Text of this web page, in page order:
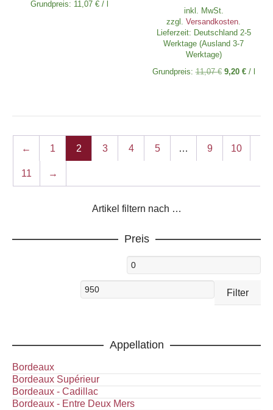
Grundpreis: 11,07 €/ l
inkl. MwSt.
zzgl.Versandkosten
Lieferzeit: Deutschland 2-5
Werktage (Ausland 3-7
Werktage)
Grundpreis:11,07€ 9,20 €/ l
← 1 2 3 4 5 … 9 10
11 →
Artikel filtern nach …
Preis
Filter
Appellation
Bordeaux
Bordeaux Supérieur
Bordeaux - Cadillac
Bordeaux - Entre Deux Mers